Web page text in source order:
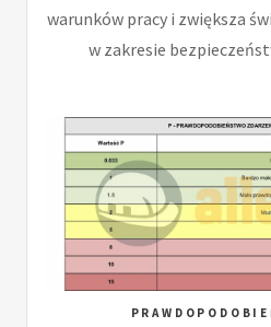
warunków pracy i zwiększa
w zakresie